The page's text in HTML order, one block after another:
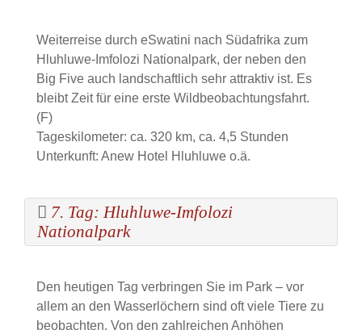
Weiterreise durch eSwatini nach Südafrika zum
Hluhluwe-Imfolozi Nationalpark, der neben den
Big Five auch landschaftlich sehr attraktiv ist. Es
bleibt Zeit für eine erste Wildbeobachtungsfahrt.
(F)
Tageskilometer: ca. 320 km, ca. 4,5 Stunden
Unterkunft: Anew Hotel Hluhluwe o.ä.
7. Tag: Hluhluwe-Imfolozi
Nationalpark
Den heutigen Tag verbringen Sie im Park – vor
allem an den Wasserlöchern sind oft viele Tiere zu
beobachten. Von den zahlreichen Anhöhen